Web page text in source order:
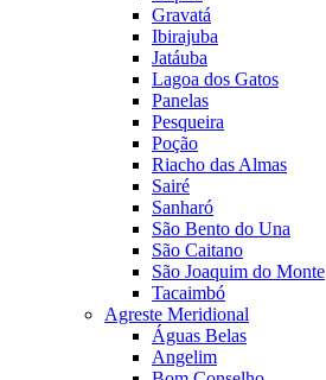
Gravatá
Ibirajuba
Jatáuba
Lagoa dos Gatos
Panelas
Pesqueira
Poção
Riacho das Almas
Sairé
Sanharó
São Bento do Una
São Caitano
São Joaquim do Monte
Tacaimbó
Agreste Meridional
Águas Belas
Angelim